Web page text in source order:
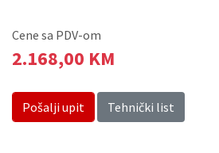
Cene sa PDV-om
2.168,00 KM
Pošalji upit Tehnički list